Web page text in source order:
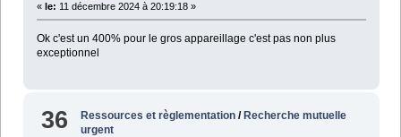
« le: 11 décembre 2024 à 20:19:18 »
Ok c'est un 400% pour le gros appareillage c'est pas non plus
exceptionnel
36 Ressources et règlementation /Recherche mutuelle
urgent